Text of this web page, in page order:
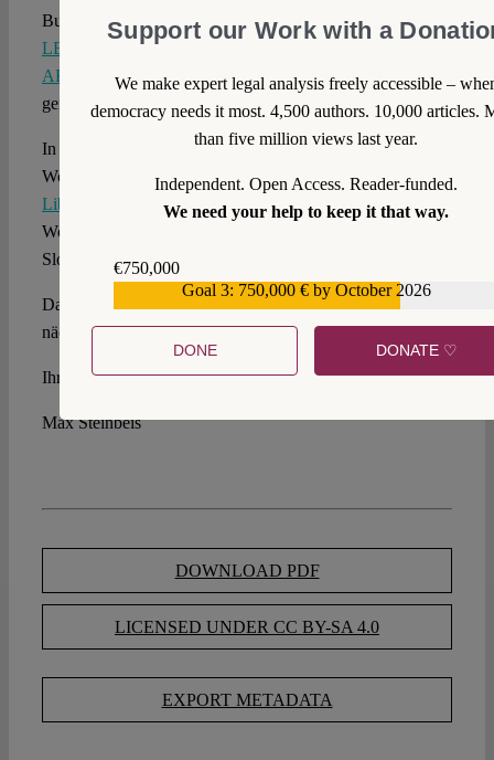
Bundesversammlungsgesetz liberalisieren sollte.
LENNART LAGMÖLLER und LENNART
ARMBRUST
erklären, warum es seinem Namen nicht
gerecht wird.
In unserem COVID-19-Symposiumhaben wir in dieser
Woche Berichte aus
, Estland Südafrika ,Ungarn,
Libanon
,Island Slowakei , Kanada undItalien
Woche 4 geplant: Frankreich, Indonesien, Irland,
Slowenien, Türkei.
Das wär’s für heute. Ihnen alles Gute, vielen Dank und bis
nächste Woche,
Ihr
Max Steinbeis
DOWNLOAD PDF
LICENSED UNDER CC BY-SA 4.0
EXPORT METADATA
Support our Work with a
We make expert legal analysis freely accessible –
democracy needs it most. 4,500 authors. 10,000 articles.
than five million views last year.
Independent. Open Access. Reader-funded.
We need your help to keep it that way.
€750,000
Goal 3: 750,000 € by October 2026
DONE DONATE ♡